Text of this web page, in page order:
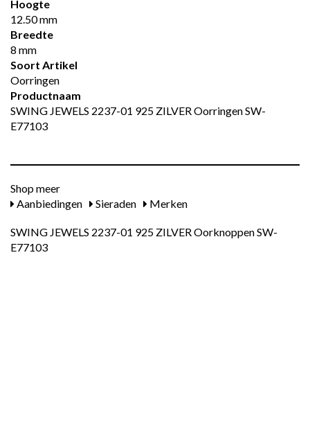
Hoogte
12.50 mm
Breedte
8 mm
Soort Artikel
Oorringen
Productnaam
SWING JEWELS 2237-01 925 ZILVER Oorringen SW-
E77103
Shop meer
Aanbiedingen
Sieraden Merken
SWING JEWELS 2237-01 925 ZILVER Oorknoppen SW-
E77103